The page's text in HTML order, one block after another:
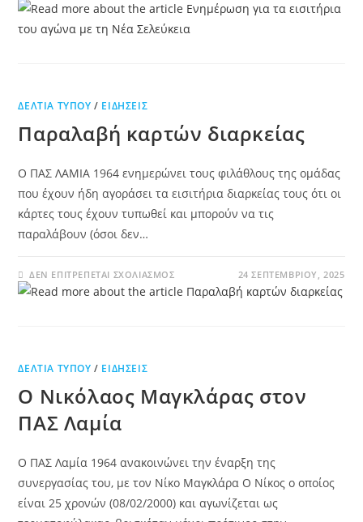
ΔΕΛΤΊΑ ΤΎΠΟΥ / ΕΙΔΉΣΕΙΣ
Παραλαβή καρτών διαρκείας
Ο ΠΑΣ ΛΑΜΙΑ 1964 ενημερώνει τους φιλάθλους της ομάδας
που έχουν ήδη αγοράσει τα εισιτήρια διαρκείας τους ότι οι
κάρτες τους έχουν τυπωθεί και μπορούν να τις
παραλάβουν (όσοι δεν…
ΔΕΝ ΕΠΙΤΡΈΠΕΤΑΙ ΣΧΟΛΙΑΣΜΌΣ 24 ΣΕΠΤΕΜΒΡΊΟΥ, 2025
ΔΕΛΤΊΑ ΤΎΠΟΥ / ΕΙΔΉΣΕΙΣ
Ο Νικόλαος Μαγκλάρας στον
ΠΑΣ Λαμία
Ο ΠΑΣ Λαμία 1964 ανακοινώνει την έναρξη της
συνεργασίας του, με τον Νίκο Μαγκλάρα Ο Νίκος ο οποίος
είναι 25 χρονών (08/02/2000) και αγωνίζεται ως